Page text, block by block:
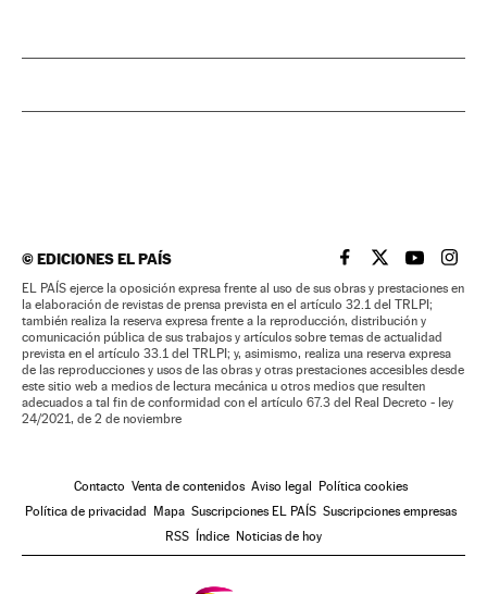
©EDICIONES EL PAÍS EL PAÍS BRASIL EN
EL PAÍSEL PAÍS
EL
EL PAÍS ejerce la oposición expresa frente al uso de sus obras y prestaciones en
la elaboración de revistas de prensa prevista en el artículo 32.1 del TRLPI;
también realiza la reserva expresa frente a la reproducción, distribución y
comunicación pública de sus trabajos y artículos sobre temas de actualidad
prevista en el artículo 33.1 del TRLPI; y, asimismo, realiza una reserva expresa
de las reproducciones y usos de las obras y otras prestaciones accesibles desde
este sitio web a medios de lectura mecánica u otros medios que resulten
adecuados a tal fin de conformidad con el artículo 67.3 del Real Decreto - ley
24/2021, de 2 de noviembre
Contacto Venta de contenidos Aviso legal
Política cookies
Política de privacidad
Mapa Suscripciones EL PAÍS Suscripciones empresas
RSS
Índice Noticias de hoy